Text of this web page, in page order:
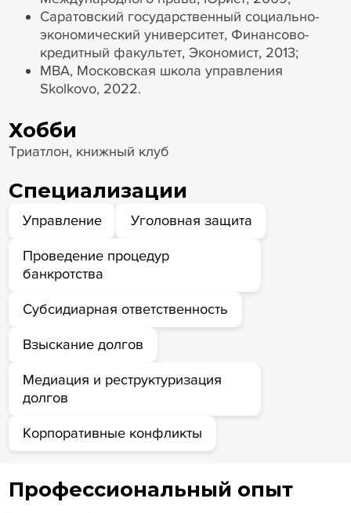
Саратовский государственный социально-
экономический университет, Финансово-
кредитный факультет, Экономист, 2013;
MBA, Московская школа управления
Skolkovo, 2022.
Хобби
Триатлон, книжный клуб
Специализации
Управление Уголовная защита
Проведение процедур
банкротства
Субсидиарная ответственность
Взыскание долгов
Медиация и реструктуризация
долгов
Корпоративные конфликты
Профессиональный опыт